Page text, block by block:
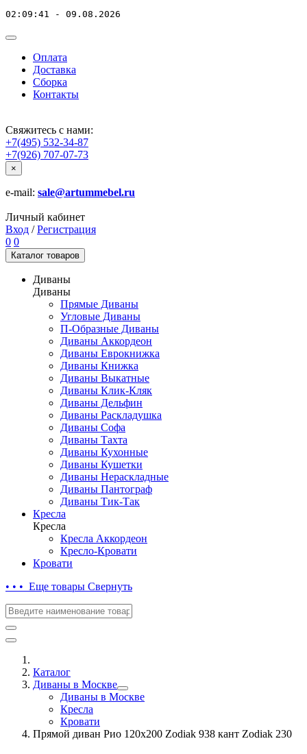
02:09:41 - 09.08.2026
Оплата
Доставка
Сборка
Контакты
Свяжитесь с нами:
+7(495) 532-34-87
+7(926) 707-07-73
×
e-mail: sale@artummebel.ru
Личный кабинет
Вход / Регистрация
0 0
Каталог товаров
Диваны
Диваны
Прямые Диваны
Угловые Диваны
П-Образные Диваны
Диваны Аккордеон
Диваны Еврокнижка
Диваны Книжка
Диваны Выкатные
Диваны Клик-Кляк
Диваны Дельфин
Диваны Раскладушка
Диваны Софа
Диваны Тахта
Диваны Кухонные
Диваны Кушетки
Диваны Нераскладные
Диваны Пантограф
Диваны Тик-Так
Кресла
Кресла
Кресла Аккордеон
Кресло-Кровати
Кровати
• • • Еще товары Свернуть
Каталог
Диваны в Москве
Диваны в Москве
Кресла
Кровати
Прямой диван Рио 120х200 Zodiak 938 кант Zodiak 230